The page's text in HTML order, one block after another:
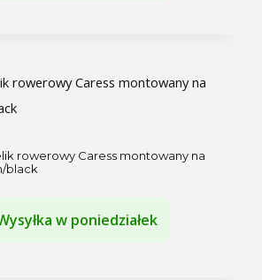
rowerowy Caress montowany na
black
w poniedziałek